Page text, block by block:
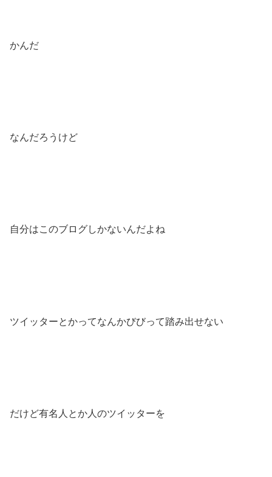
かんだ
なんだろうけど
自分はこのブログしかないんだよね
ツイッターとかってなんかびびって踏み出せない
だけど有名人とか人のツイッターを